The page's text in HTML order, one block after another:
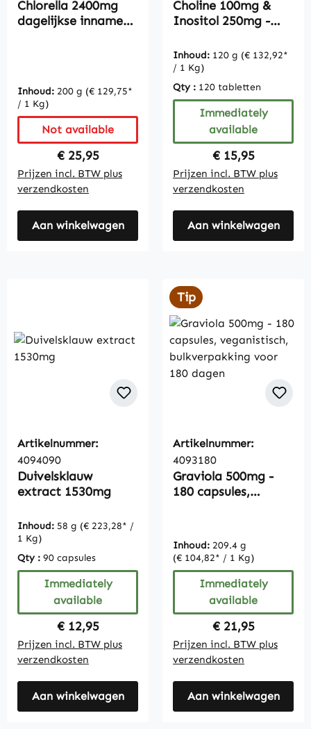
Chlorella 2400mg
dagelijkse inname
Inhoud: 200 g (€ 129,75*
/ 1 Kg)
Not available
Regular price:
€ 25,95
Prijzen incl. BTW plus
verzendkosten
Aan winkelwagen
Choline 100mg &
Inositol 250mg -
Inhoud: 120 g (€ 132,92*
/ 1 Kg)
Qty : 120 tabletten
Immediately
available
Regular price:
€ 15,95
Prijzen incl. BTW plus
verzendkosten
Aan winkelwagen
Artikelnummer:
4094090
Duivelsklauw
extract 1530mg
Inhoud: 58 g (€ 223,28* /
1 Kg)
Qty : 90 capsules
Immediately
available
Regular price:
€ 12,95
Prijzen incl. BTW plus
verzendkosten
Aan winkelwagen
Tip
Artikelnummer:
4093180
Graviola 500mg -
180 capsules,
180 dagen
Inhoud: 209.4 g
(€ 104,82* / 1 Kg)
Immediately
available
Regular price:
€ 21,95
Prijzen incl. BTW plus
verzendkosten
Aan winkelwagen